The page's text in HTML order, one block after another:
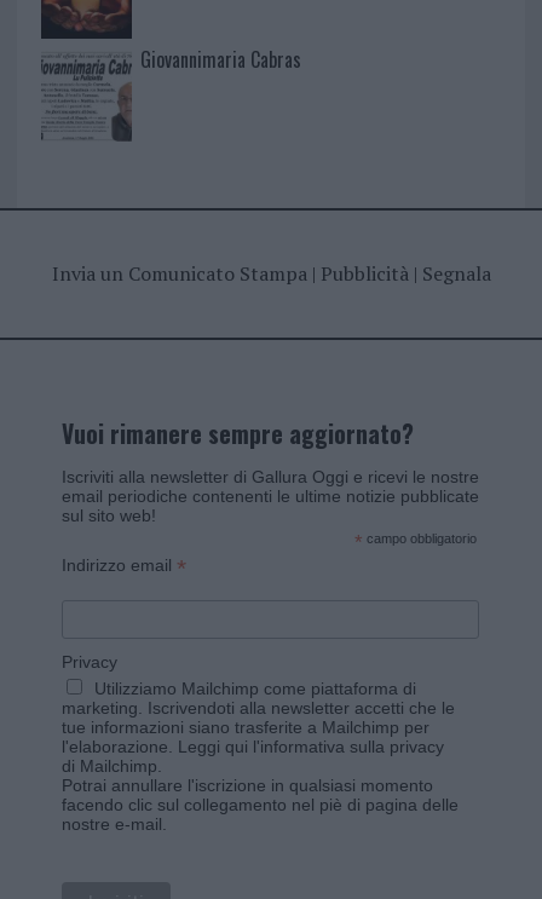
Giovannimaria Cabras
Invia un Comunicato Stampa| Pubblicità| Segnala
Vuoi rimanere sempre aggiornato?
Iscriviti alla newsletter di Gallura Oggi e ricevi le nostre
email periodiche contenenti le ultime notizie pubblicate
sul sito web!
* campo obbligatorio
Indirizzo email *
Privacy
Utilizziamo Mailchimp come piattaforma di
marketing. Iscrivendoti alla newsletter accetti che le
tue informazioni siano trasferite a Mailchimp per
l'elaborazione. Leggi qui l'informativa sulla privacy
di Mailchimp
Potrai annullare l'iscrizione in qualsiasi momento
facendo clic sul collegamento nel piè di pagina delle
nostre e-mail.